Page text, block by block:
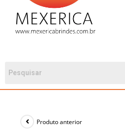
Produto anterior